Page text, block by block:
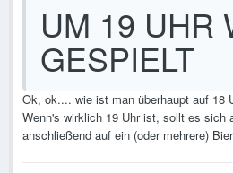
UM 19 UHR
GESPIELT
Ok, ok.... wie ist man überhaupt auf 18
Wenn's wirklich 19 Uhr ist, sollt es sich
anschließend auf ein (oder mehrere)